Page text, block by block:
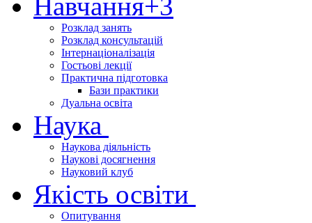
Навчання+3
Розклад занять
Розклад консультацій
Інтернаціоналізація
Гостьові лекції
Практична підготовка
Бази практики
Дуальна освіта
Наука
Наукова діяльність
Наукові досягнення
Науковий клуб
Якість освіти
Опитування